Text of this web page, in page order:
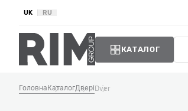
UK RU
КАТАЛОГ
Головна КаталогДверіDver